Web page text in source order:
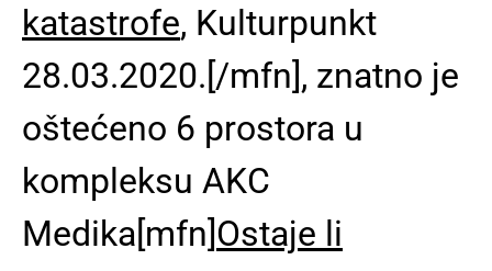
katastrofe, Kulturpunkt
28.03.2020.[/mfn], znatno je
oštećeno 6 prostora u
kompleksu AKC
Medika[mfn]Ostaje li